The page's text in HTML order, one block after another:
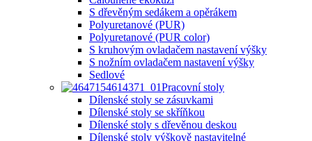
S dřevěným sedákem a opěrákem
Polyuretanové (PUR)
Polyuretanové (PUR color)
S kruhovým ovladačem nastavení výšky
S nožním ovladačem nastavení výšky
Sedlové
Pracovní stoly
Dílenské stoly se zásuvkami
Dílenské stoly se skříňkou
Dílenské stoly s dřevěnou deskou
Dílenské stoly výškově nastavitelné